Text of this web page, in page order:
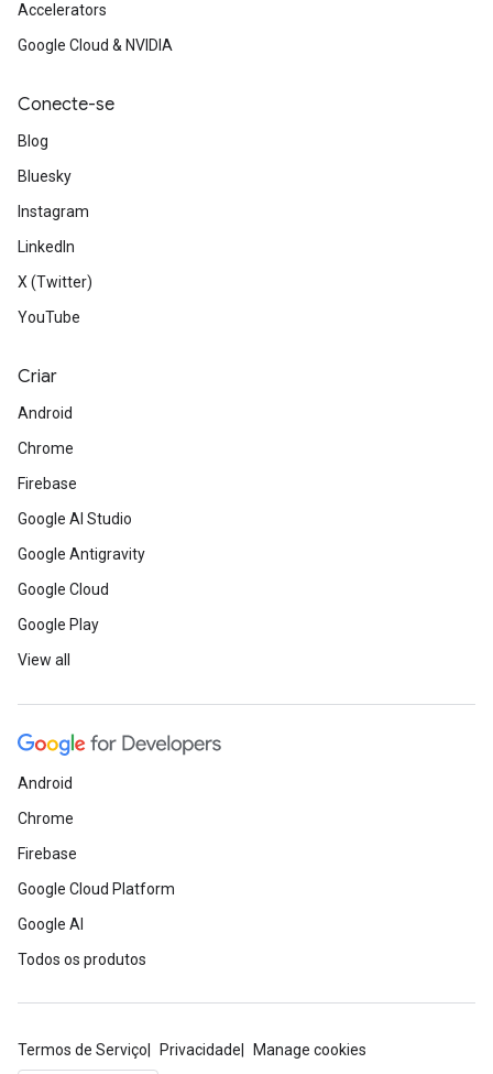
Accelerators
Google Cloud & NVIDIA
Conecte-se
Blog
Bluesky
Instagram
LinkedIn
X (Twitter)
YouTube
Criar
Android
Chrome
Firebase
Google AI Studio
Google Antigravity
Google Cloud
Google Play
View all
Android
Chrome
Firebase
Google Cloud Platform
Google AI
Todos os produtos
Termos de Serviço Privacidade Manage cookies